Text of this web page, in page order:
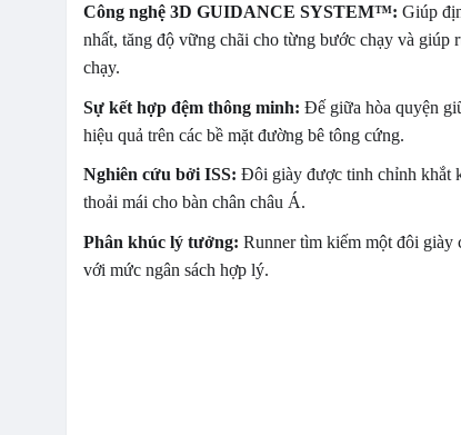
Công nghệ 3D GUIDANCE SYSTEM™: Giúp
nhất, tăng độ vững chãi cho từng bước chạy và
chạy.
Sự kết hợp đệm thông minh: Đế giữa hòa quyện
hiệu quả trên các bề mặt đường bê tông cứng.
Nghiên cứu bởi ISS: Đôi giày được tinh chỉnh khắt
thoải mái cho bàn chân châu Á.
Phân khúc lý tưởng: Runner tìm kiếm một đôi giày
với mức ngân sách hợp lý.